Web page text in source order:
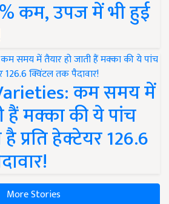
कम, उपज में भी हुई
कम समय में
हैं मक्का की ये पांच
प्रति हेक्टेयर 126.6
More Stories